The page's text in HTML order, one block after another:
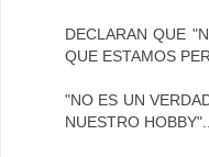
DECLARAN QUE
QUE ESTAMOS
"NO ES UN
NUESTRO